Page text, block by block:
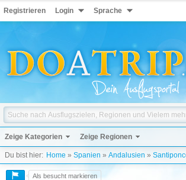
Registrieren Login Sprache
Zeige Kategorien Zeige Regionen
Du bist hier: Home » Spanien » Andalusien »
Als besucht markieren